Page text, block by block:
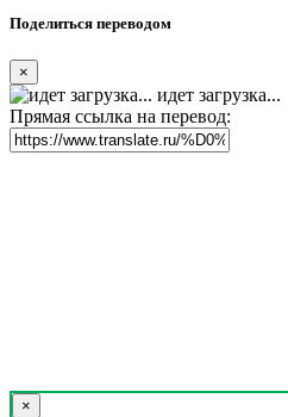
Поделиться переводом
×
идет загрузка...
Прямая ссылка на перевод:
×